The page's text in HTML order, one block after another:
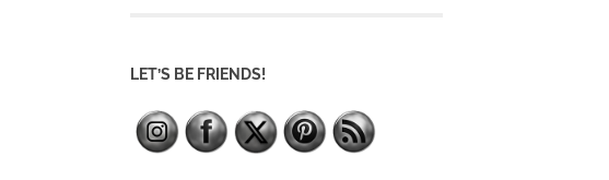
LET’S BE FRIENDS!